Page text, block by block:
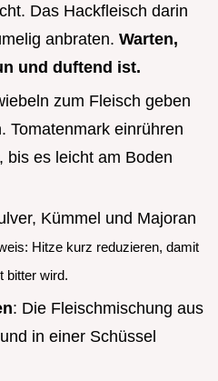
Das Hackfleisch darin
anbraten. Warten,
und duftend ist.
zum Fleisch geben
Tomatenmark einrühren
bis es leicht am Boden
Kümmel und Majoran
Hitze kurz reduzieren, damit
bitter wird.
: Die Fleischmischung aus
in einer Schüssel